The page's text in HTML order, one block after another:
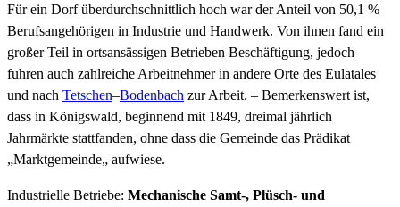
Für ein Dorf überdurchschnittlich hoch war der Anteil von 50,1 %
Berufsangehörigen in Industrie und Handwerk. Von ihnen fand ein
großer Teil in ortsansässigen Betrieben Beschäftigung, jedoch
fuhren auch zahlreiche Arbeitnehmer in andere Orte des Eulatales
und nach Tetschen–Bodenbach zur Arbeit. – Bemerkenswert ist,
dass in Königswald, beginnend mit 1849, dreimal jährlich
Jahrmärkte stattfanden, ohne dass die Gemeinde das Prädikat
„Marktgemeinde„ aufwiese.
Industrielle Betriebe: Mechanische Samt-, Plüsch- und